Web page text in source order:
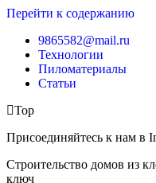
Перейти к содержанию
9865582@mail.ru
Технологии
Пиломатериалы
Статьи
Top
Присоединяйтесь к нам в
Строительство домов из
ключ